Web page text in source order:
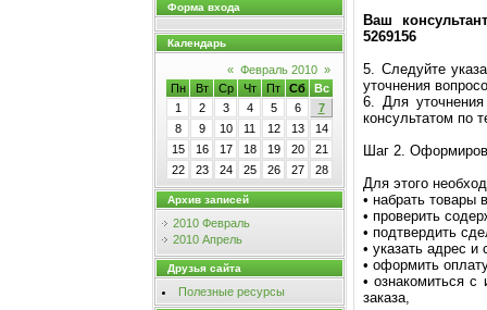
Форма входа
Календарь
« Февраль 2010 »
Пн
Вт Ср Чт Пт Сб
Вс
1
2 3 4 5 6
7
8
9 10 11 12 13
14
15
16 17 18 19 20
21
22
23 24 25 26 27 28
Архив записей
2010 Февраль
2010 Апрель
Друзья сайта
Полезные ресурсы
Ваш
5269156
5. Следуйте
уточнения
6. Для уточнения
консультатом по
Шаг 2.
Для этого
• набрать товары
• проверить
• подтвердить
• указать адрес и
• оформить
• ознакомиться
заказа,